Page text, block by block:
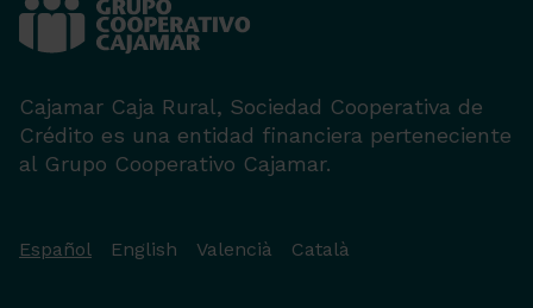
Cajamar Caja Rural, Sociedad Cooperativa de
Crédito es una entidad financiera perteneciente
al Grupo Cooperativo Cajamar.
Español English Valencià Català